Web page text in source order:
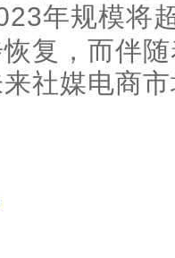
年规模将
复，而伴
社媒电商